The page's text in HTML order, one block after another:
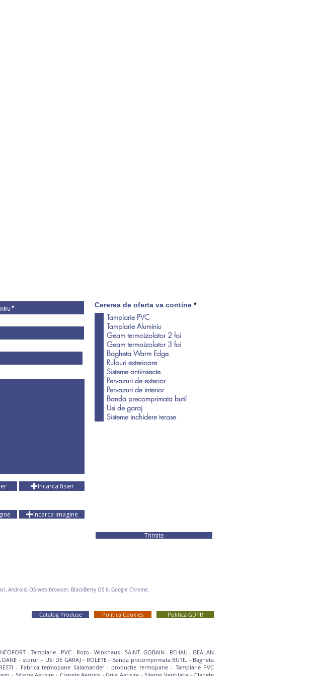
Incarca fisier
Incarca imagine
Cererea de oferta va contine *O
Tamplarie PVC
Tamplarie Aluminiu
Geam termoizolator 2 foi
Geam termoizolator 3 foi
Bagheta Warm Edge
Rulouri exterioare
Sisteme antiinsecte
Pervazuri de exterior
Pervazuri de interior
Banda precomprimata butil
Usi de garaj
Sisteme inchidere terase
Trimite
Android, OS web browser, BlackBerry OS 6, Google Chrome.
Catalog Produse Politica Cookies Politica GDPR
NEOFORT - Tamplarie - PVC - Roto - Winkhaus - SAINT- GOBAIN - REHAU - GEALAN
- storuri - USI DE GARAJ- ROLETE- Banda precomprimata BUTIL - Bagheta
- Fabrica termopane Salamander- productie termopane- Tamplarie PVC